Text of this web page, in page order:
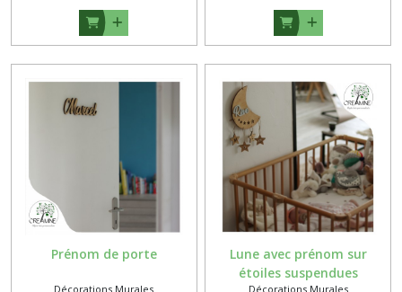
Prénom de porte
Décorations Murales
Lune avec prénom sur
étoiles suspendues
Décorations Murales